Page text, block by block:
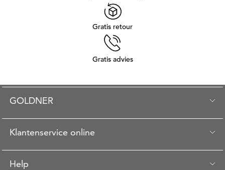
Gratis retour
Gratis advies
GOLDNER
Klantenservice online
Help